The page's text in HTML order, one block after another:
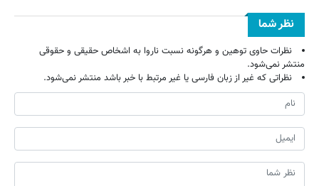
نظر شما
نظرات حاوی توهین و هرگونه نسبت ناروا به اشخاص حقیقی و حقوقی
منتشر نمی‌شود.
نظراتی که غیر از زبان فارسی یا غیر مرتبط با خبر باشد منتشر نمی‌شود.